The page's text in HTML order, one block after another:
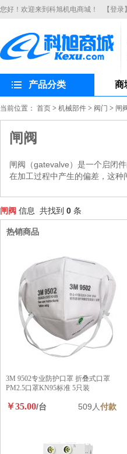
您好！欢迎来到科旭机电商城！ 【登录】
产品分类 商
当前位置： 首页 > 机械部件 > 阀门 > 闸
闸阀
闸阀（gatevalve）是一个启闭
在加工过程中产生的偏差，这种
闸阀 信息 共找到 0 条
热销商品
3M 9502专业防护口罩 折叠式口罩
PM2.5口罩KN95标准 5只装
￥35.00/台 509人付款